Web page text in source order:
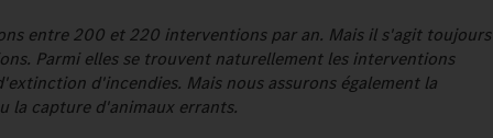
entre 200 et 220 interventions par an. Mais il s'agit toujours
Parmi elles se trouvent naturellement les interventions
d'incendies. Mais nous assurons également la
la capture d'animaux errants.